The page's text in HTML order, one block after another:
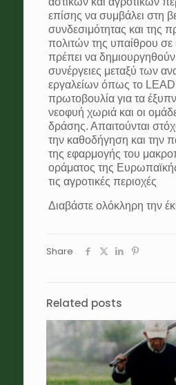
επίσης να συμβάλει στη
συνδεσιμότητας και της
πολιτών της υπαίθρου
πρέπει να
συνέργειες μεταξύ των
εργαλείων όπως το
πρωτοβουλία για τα
νεοφυή χωριά και οι
δράσης. Απαιτούνται
την καθοδήγηση και την
της εφαρμογής του
οράματος της
τις αγροτικές περιοχές
Διαβάστε ολόκληρη την
Share
Related posts